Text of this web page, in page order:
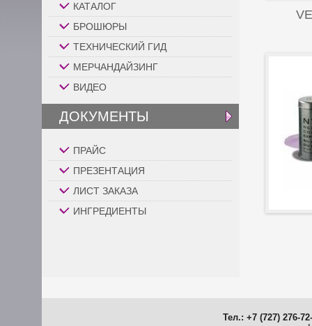
КАТАЛОГ
БРОШЮРЫ
ТЕХНИЧЕСКИЙ ГИД
МЕРЧАНДАЙЗИНГ
ВИДЕО
ДОКУМЕНТЫ
ПРАЙС
ПРЕЗЕНТАЦИЯ
ЛИСТ ЗАКАЗА
ИНГРЕДИЕНТЫ
Тел.: +7 (727) 276-